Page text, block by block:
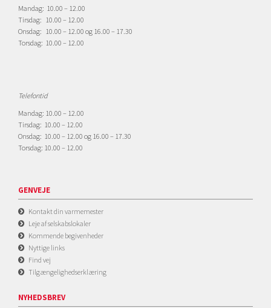
Mandag: 10.00 – 12.00
Tirsdag: 10.00 – 12.00
Onsdag: 10.00 – 12.00 og 16.00 – 17.30
Torsdag: 10.00 – 12.00
Telefontid
Mandag: 10.00 – 12.00
Tirsdag: 10.00 – 12.00
Onsdag: 10.00 – 12.00 og 16.00 – 17.30
Torsdag: 10.00 – 12.00
GENVEJE
Kontakt din varmemester
Leje af selskabslokaler
Kommende begivenheder
Nyttige links
Find vej
Tilgængelighedserklæring
NYHEDSBREV